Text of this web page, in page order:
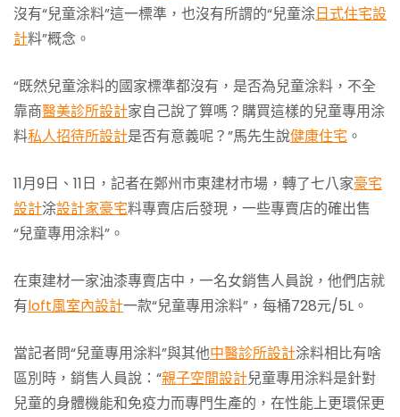
沒有“兒童涂料”這一標準，也沒有所謂的“兒童涂日式住宅設
計料”概念。
“既然兒童涂料的國家標準都沒有，是否為兒童涂料，不全
靠商醫美診所設計家自己說了算嗎？購買這樣的兒童專用涂
料私人招待所設計是否有意義呢？”馬先生說健康住宅 。
11月9日、11日，記者在鄭州市東建材市場，轉了七八家豪宅
設計涂設計家豪宅料專賣店后發現，一些專賣店的確出售
“兒童專用涂料”。
在東建材一家油漆專賣店中，一名女銷售人員說，他們店就
有loft風室內設計一款“兒童專用涂料”，每桶728元/5L。
當記者問“兒童專用涂料”與其他中醫診所設計涂料相比有啥
區別時，銷售人員說：“親子空間設計兒童專用涂料是針對
兒童的身體機能和免疫力而專門生產的，在性能上更環保更